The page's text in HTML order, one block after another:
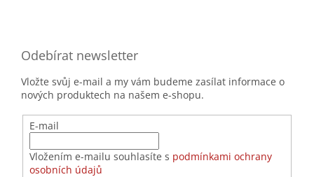
Odebírat newsletter
Vložte svůj e-mail a my vám budeme zasílat informace o
nových produktech na našem e-shopu.
E-mail
Vložením e-mailu souhlasíte s podmínkami ochrany
osobních údajů